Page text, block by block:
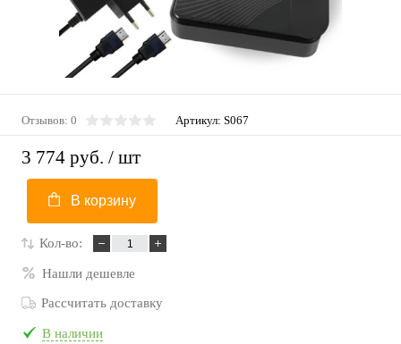
Отзывов: 0 Артикул: S067
3 774 руб. / шт
В корзину
Кол-во:
Нашли дешевле
Рассчитать доставку
В наличии